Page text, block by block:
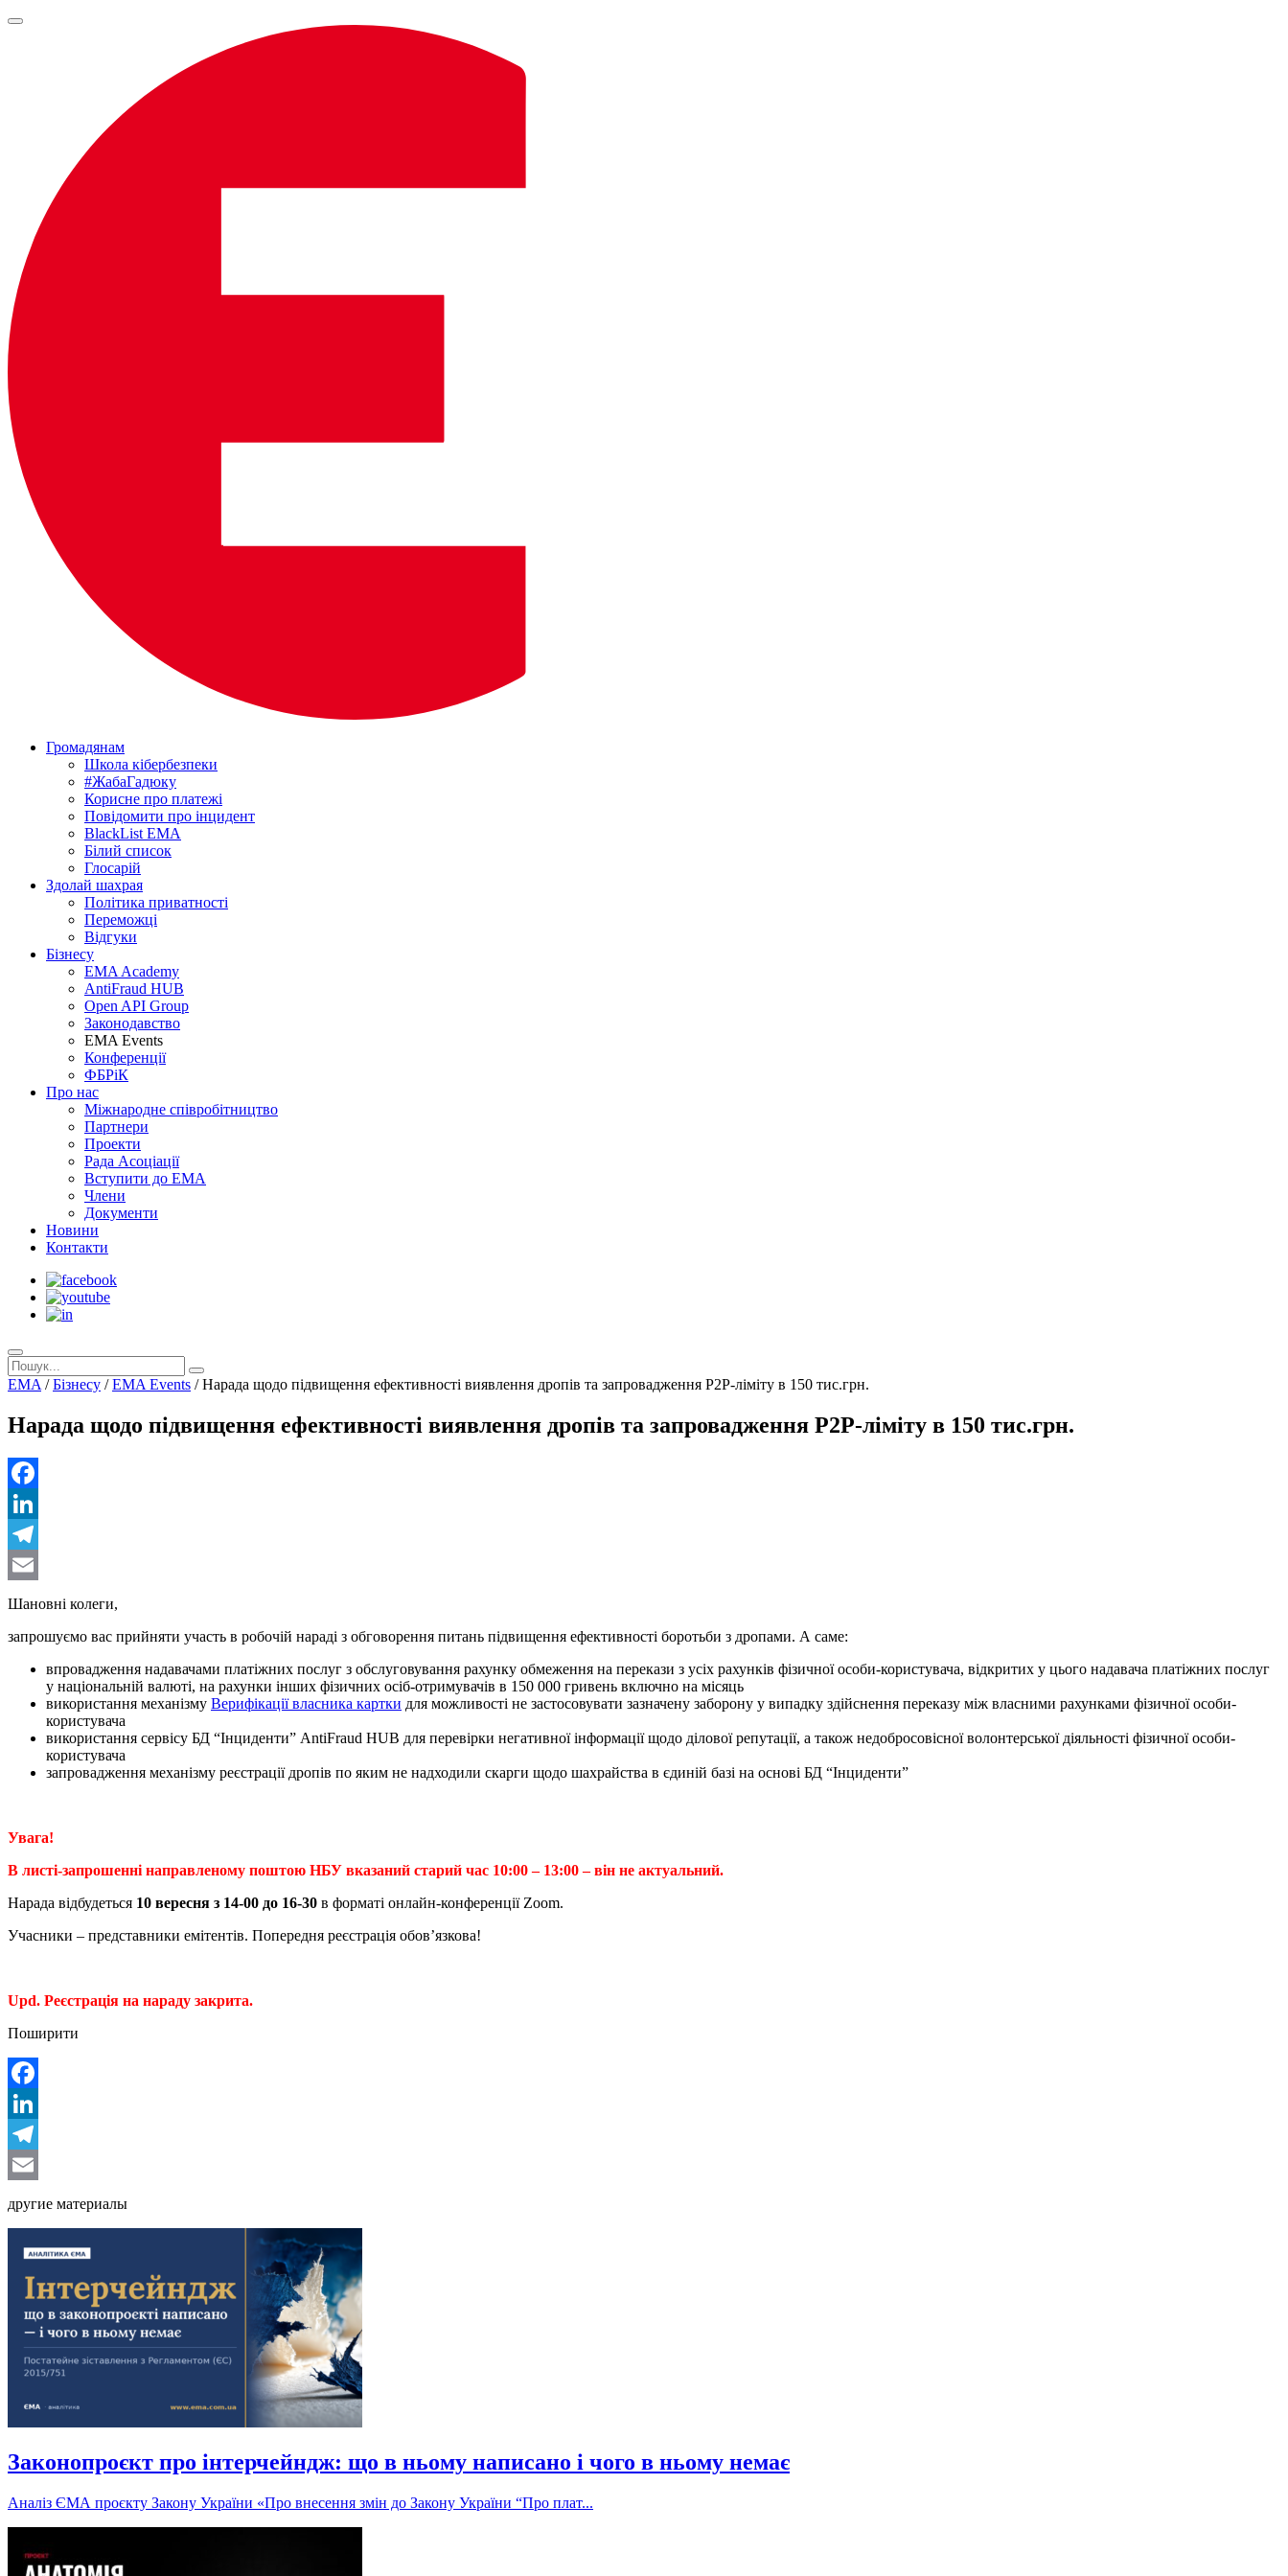
Громадянам
Школа кібербезпеки
#ЖабаГадюку
Корисне про платежі
Повідомити про інцидент
BlackList EMA
Білий список
Глосарій
Здолай шахрая
Політика приватності
Переможцi
Відгуки
Бізнесу
EMA Academy
AntiFraud HUB
Open API Group
Законодавство
EMA Events
Конференції
ФБРіК
Про нас
Міжнародне співробітництво
Партнери
Проекти
Рада Асоціації
Вступити до ЕМА
Члени
Документи
Новини
Контакти
EMA /Бізнесу /EMA Events /Нарада щодо підвищення ефективності виявлення дропів та запровадження Р2Р-ліміту в 150 тис.грн.
Нарада щодо підвищення ефективності виявлення дропів та запровадження Р2Р-ліміту в 150 тис.грн.
Facebook
LinkedIn
Telegram
Email
Шановні колеги,
запрошуємо вас прийняти участь в робочій нараді з обговорення питань підвищення ефективності боротьби з дропами. А саме:
впровадження надавачами платіжних послуг з обслуговування рахунку обмеження на перекази з усіх рахунків фізичної особи-користувача, відкритих у цього надавача платіжних послуг
у національній валюті, на рахунки інших фізичних осіб-отримувачів в 150 000 гривень включно на місяць
використання механізму Верифікації власника картки для можливості не застосовувати зазначену заборону у випадку здійснення переказу між власними рахунками фізичної особи-
користувача
використання сервісу БД “Інциденти” AntiFraud HUB для перевірки негативної інформації щодо ділової репутації, а також недобросовісної волонтерської діяльності фізичної особи-
користувача
запровадження механізму реєстрації дропів по яким не надходили скарги щодо шахрайства в єдиній базі на основі БД “Інциденти”
Увага!
В листі-запрошенні направленому поштою НБУ вказаний старий час 10:00 – 13:00 – він не актуальний.
Нарада відбудеться 10 вересня з 14-00 до 16-30 в форматі онлайн-конференції Zoom.
Учасники – представники емітентів. Попередня реєстрація обовʼязкова!
Upd. Реєстрація на нараду закрита.
Поширити
Facebook
LinkedIn
Telegram
другие материалы
Законопроєкт про інтерчейндж: що в ньому написано і чого в ньому немає
Аналіз ЄМА проєкту Закону України «Про внесення змін до Закону України “Про плат...